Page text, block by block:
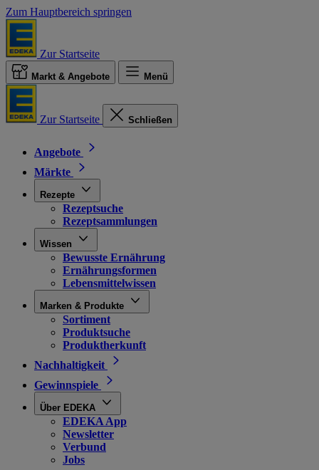
Zum Hauptbereich springen
Zur Startseite
Markt & Angebote Menü
Zur Startseite Schließen
Angebote
Märkte
Rezepte
Rezeptsuche
Rezeptsammlungen
Wissen
Bewusste Ernährung
Ernährungsformen
Lebensmittelwissen
Marken & Produkte
Sortiment
Produktsuche
Produktherkunft
Nachhaltigkeit
Gewinnspiele
Über EDEKA
EDEKA App
Newsletter
Verbund
Jobs